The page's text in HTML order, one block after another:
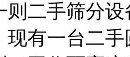
则二手筛分
现有一台二